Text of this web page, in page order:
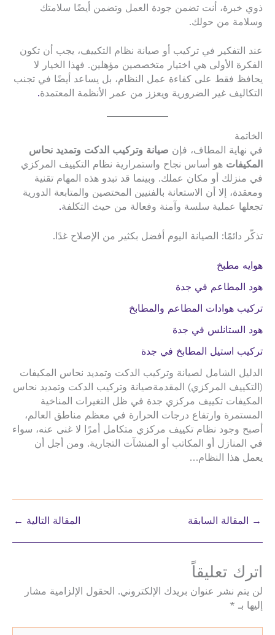
ذوي خبرة، أنت تضمن جودة العمل وتضمن أيضًا سلامتك
وسلامة من حولك.
عند التفكير في تركيب أو صيانة نظام التكييف، يجب أن تكون
الفكرة الأولى هي اختيار متخصصين مؤهلين. فهذا الخيار لا
يحافظ فقط على كفاءة عمل النظام، بل يساعد أيضًا في تجنب
التكاليف غير الضرورية ويعزز من عمر الأنظمة المعتمدة.
الخاتمة
في نهاية المطاف، فإن صيانة وتركيب الدكت وتمديد نحاس
المكيفات هو أساس نجاح واستمرارية نظام التكييف المركزي
في منزلك أو مكان عملك. وبينما قد تبدو هذه المهام تقنية
ومعقدة، إلا أن الاستعانة بالفنيين المختصين والمتابعة الدورية
تجعلها عملية سلسة وآمنة وفعالة من حيث التكلفة.
تذكّر دائمًا: الصيانة اليوم أفضل بكثير من الإصلاح غدًا.
هوايه مطبخ
هود المطاعم في جدة
تركيب هوادات المطاعم والمطابخ
هود الستانلس في جدة
تركيب استيل المطابخ في جدة
الدليل الشامل لصيانة وتركيب الدكت وتمديد نحاس المكيفات
(التكييف المركزي) المقدمةصيانة وتركيب الدكت وتمديد نحاس
المكيفات تكييف مركزي جدة في ظل التغيرات المناخية
المستمرة وارتفاع درجات الحرارة في معظم مناطق العالم،
أصبح وجود نظام تكييف مركزي متكامل أمرًا لا غنى عنه، سواء
في المنازل أو المكاتب أو المنشآت التجارية. ومن أجل أن
يعمل هذا النظام…
→ المقالة السابقة المقالة التالية ←
اترك تعليقاً
لن يتم نشر عنوان بريدك الإلكتروني.
الحقول الإلزامية مشار
إليها بـ *